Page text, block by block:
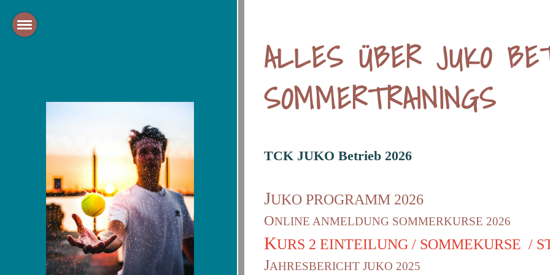
ALLES ÜBER JUKO
SOMMERTRAININGS
TCK JUKO Betrieb 2026
JUKO PROGRAMM 2026
ONLINE ANMELDUNG SOMMERKURSE 2026
KURS 2 EINTEILUNG / SOMMEKURSE /
JAHRESBERICHT JUKO 2025